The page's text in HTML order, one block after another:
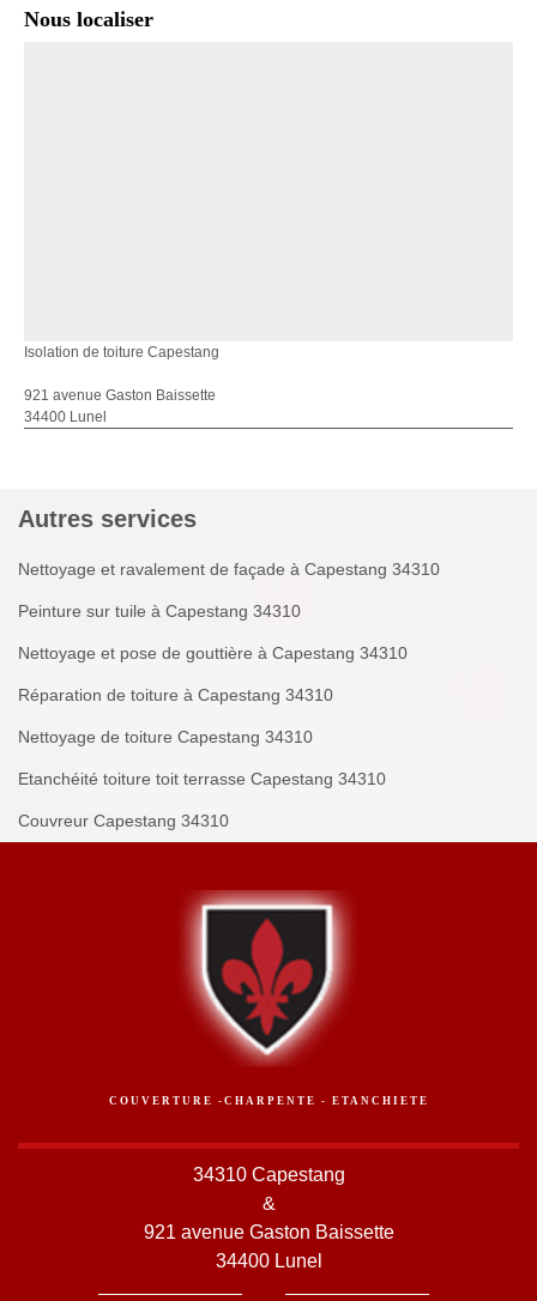
Nous localiser
Isolation de toiture Capestang
921 avenue Gaston Baissette
34400 Lunel
Autres services
Nettoyage et ravalement de façade à Capestang 34310
Peinture sur tuile à Capestang 34310
Nettoyage et pose de gouttière à Capestang 34310
Réparation de toiture à Capestang 34310
Nettoyage de toiture Capestang 34310
Etanchéité toiture toit terrasse Capestang 34310
Couvreur Capestang 34310
COUVERTURE -CHARPENTE - ETANCHIETE
34310 Capestang
&
921 avenue Gaston Baissette
34400 Lunel